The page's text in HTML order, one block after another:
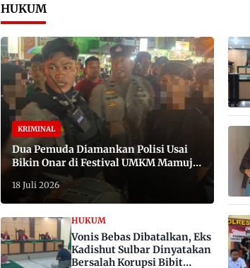
HUKUM
KRIMINAL
Dua Pemuda Diamankan Polisi Usai
Bikin Onar di Festival UMKM Mamuju,
Satu Bawa Badik
18 Juli 2026
HUKUM
Vonis Bebas Dibatalkan, Eks
Kadishut Sulbar Dinyatakan
Bersalah Korupsi Bibit